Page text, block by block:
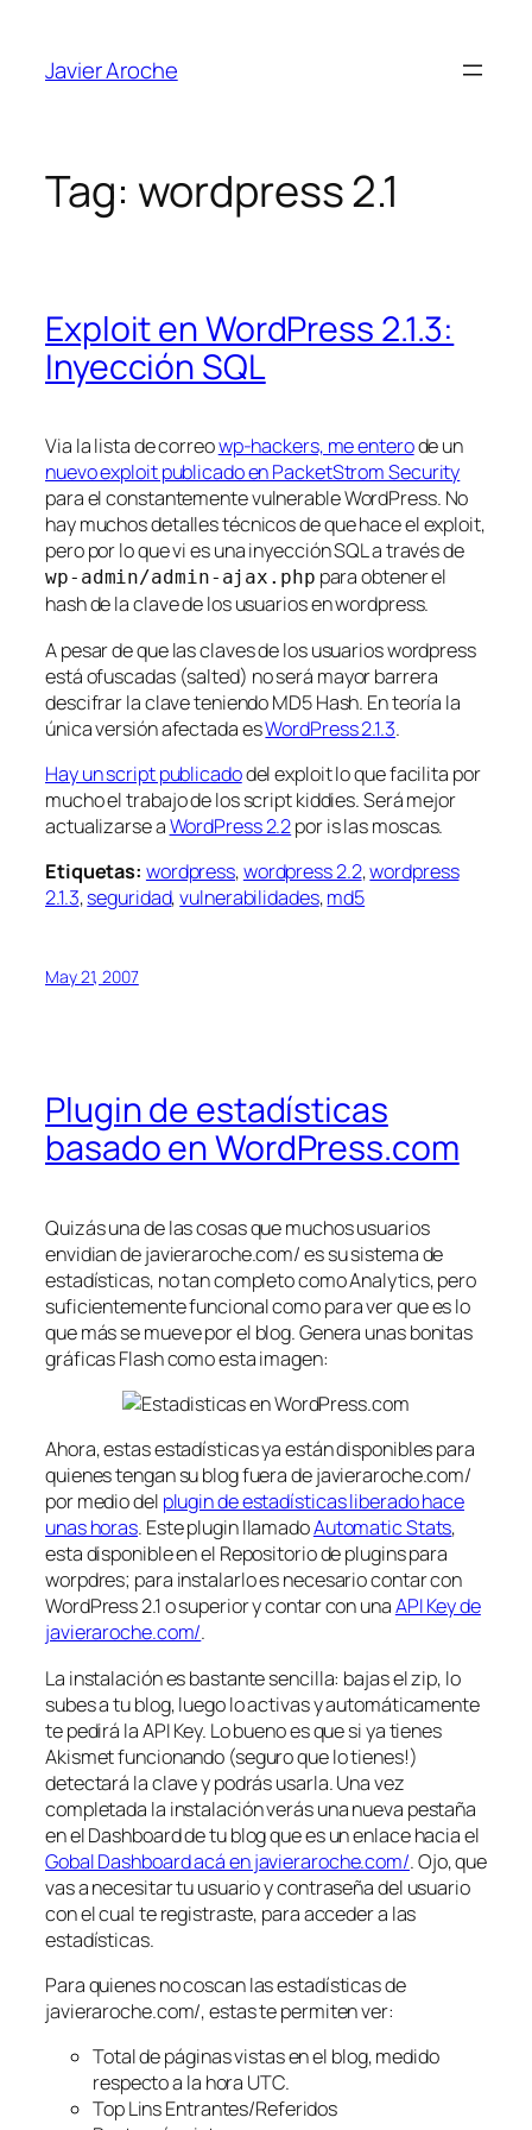
content
Javier Aroche
Tag: wordpress 2.1
Exploit en WordPress 2.1.3:
Inyección SQL
Via la lista de correowp-hackers, me enterode un
nuevo exploit publicado en PacketStrom Security
para elconstantementevulnerable WordPress. No
hay muchos detalles técnicos de que hace el exploit,
pero por lo que vi es una inyección SQL a través de
wp-admin/admin-ajax.php para obtener el
hash de la clave de los usuarios en wordpress.
A pesar de que las claves de los usuarios wordpress
está ofuscadas (salted) no será mayor barrera
descifrar la clave teniendo MD5 Hash. En teoría la
única versión afectada esWordPress 2.1.3.
Hay un script publicadodel exploit lo que facilita por
mucho el trabajo de los script kiddies. Será mejor
actualizarse aWordPress 2.2por is las moscas.
Etiquetas: wordpress,wordpress 2.2,wordpress
2.1.3,seguridad,vulnerabilidades,md5
May 21, 2007
Plugin de estadísticas
basado en WordPress.com
Quizás una de las cosas que muchos usuarios
envidian de javieraroche.com/ es su sistema de
estadísticas, no tan completo como Analytics, pero
suficientemente funcional como para ver que es lo
que más se mueve por el blog. Genera unas bonitas
gráficas Flash como esta imagen:
Ahora, estas estadísticas ya están disponibles para
quienes tengan su blog fuera de javieraroche.com/
por medio del plugin de estadísticas liberado hace
unas horas. Este plugin llamadoAutomatic Stats,
esta disponible en el Repositorio de plugins para
worpdres; para instalarlo es necesario contar con
WordPress 2.1 o superior y contar con unaAPI Key de
javieraroche.com/.
La instalación es bastante sencilla: bajas el zip, lo
subes a tu blog, luego lo activas y automáticamente
te pedirá la API Key. Lo bueno es que si ya tienes
Akismet funcionando (seguro que lo tienes!)
detectará la clave y podrás usarla. Una vez
completada la instalación verás una nueva pestaña
en el Dashboard de tu blog que es un enlace hacia el
Gobal Dashboard acá en javieraroche.com/. Ojo, que
vas a necesitar tu usuario y contraseña del usuario
con el cual te registraste, para acceder a las
estadísticas.
Para quienes no coscan las estadísticas de
javieraroche.com/, estas te permiten ver:
Total de páginas vistas en el blog, medido
respecto a la hora UTC.
Top Lins Entrantes/Referidos